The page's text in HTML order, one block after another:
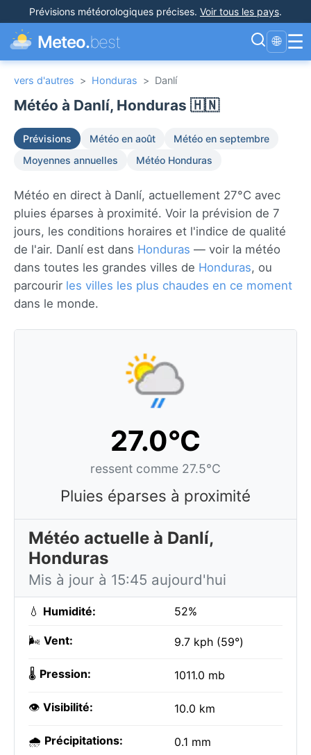
Prévisions météorologiques précises. Voir tous les pays.
Meteo.best 🌐 ☰
vers d'autres > Honduras > Danlí
Météo à Danlí, Honduras 🇭🇳
Prévisions Météo en août
Météo en septembre
Moyennes annuelles
Météo Honduras
Météo en direct à Danlí, actuellement 27°C avec
pluies éparses à proximité. Voir la prévision de 7
jours, les conditions horaires et l'indice de qualité
de l'air. Danlí est dans Honduras — voir la météo
dans toutes les grandes villes de Honduras, ou
parcourir les villes les plus chaudes en ce moment
dans le monde.
27.0°C
ressent comme 27.5°C
Pluies éparses à proximité
Météo actuelle à Danlí,
Honduras
Mis à jour à 15:45 aujourd'hui
💧 Humidité: 52%
🌬️ Vent: 9.7 kph (59°)
🌡️ Pression: 1011.0 mb
👁️ Visibilité: 10.0 km
🌧️ Précipitations: 0.1 mm